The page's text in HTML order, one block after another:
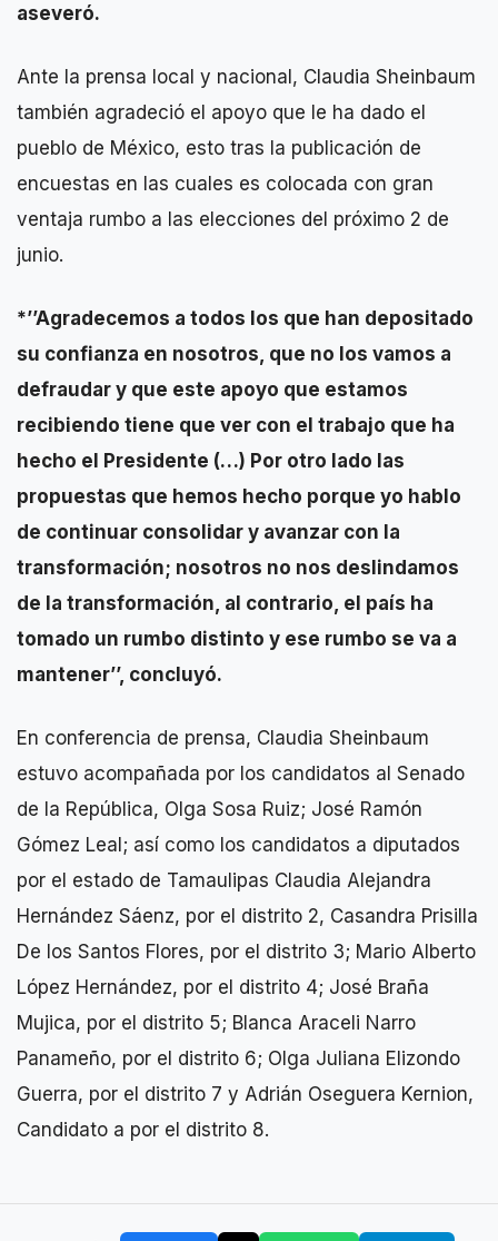
aseveró.
Ante la prensa local y nacional, Claudia Sheinbaum
también agradeció el apoyo que le ha dado el
pueblo de México, esto tras la publicación de
encuestas en las cuales es colocada con gran
ventaja rumbo a las elecciones del próximo 2 de
junio.
*’’Agradecemos a todos los que han depositado
su confianza en nosotros, que no los vamos a
defraudar y que este apoyo que estamos
recibiendo tiene que ver con el trabajo que ha
hecho el Presidente (…) Por otro lado las
propuestas que hemos hecho porque yo hablo
de continuar consolidar y avanzar con la
transformación; nosotros no nos deslindamos
de la transformación, al contrario, el país ha
tomado un rumbo distinto y ese rumbo se va a
mantener’’, concluyó.
En conferencia de prensa, Claudia Sheinbaum
estuvo acompañada por los candidatos al Senado
de la República, Olga Sosa Ruiz; José Ramón
Gómez Leal; así como los candidatos a diputados
por el estado de Tamaulipas Claudia Alejandra
Hernández Sáenz, por el distrito 2, Casandra Prisilla
De los Santos Flores, por el distrito 3; Mario Alberto
López Hernández, por el distrito 4; José Braña
Mujica, por el distrito 5; Blanca Araceli Narro
Panameño, por el distrito 6; Olga Juliana Elizondo
Guerra, por el distrito 7 y Adrián Oseguera Kernion,
Candidato a por el distrito 8.